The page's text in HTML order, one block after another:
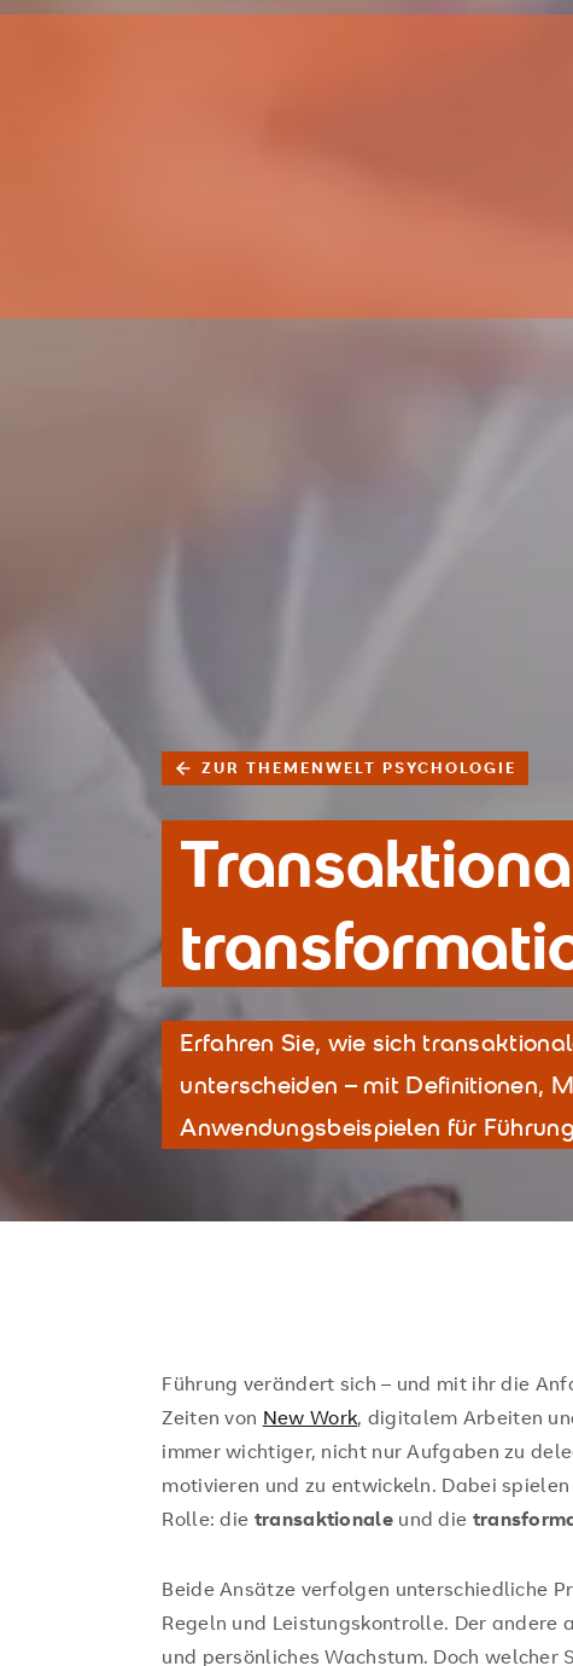
ZUR THEMENWELT PSYCHOLOGIE
Erfahren Sie, wie sich
unterscheiden – mit Definitionen,
Anwendungsbeispielen für
Führung verändert sich – und mit ihr die
Zeiten von New Work, digitalem Arbeiten
immer wichtiger, nicht nur Aufgaben zu
motivieren und zu entwickeln. Dabei
Rolle: die transaktionale und die
Beide Ansätze verfolgen unterschiedliche
Regeln und Leistungskontrolle. Der andere
und persönliches Wachstum. Doch welcher